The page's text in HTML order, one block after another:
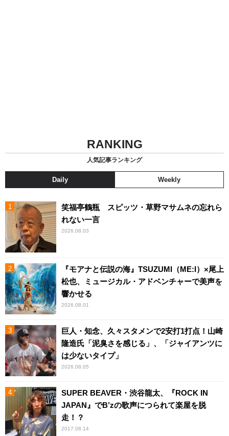
RANKING
人気記事ランキング
Daily Weekly
笑福亭鶴瓶 スピッツ・草野マサムネの忘れら
れない一言
2026.08.03
『モアナと伝説の海』TSUZUMI（ME:I）×尾上
松也、ミュージカル・アドベンチャーで美声を
響かせる
2026.08.01
巨人・知念、久々スタメンで2安打1打点！山崎
隆造氏「泥臭さを感じる」、「ジャイアンツに
は少ないタイプ」
2026.08.05
SUPER BEAVER・渋谷龍太、『ROCK IN
JAPAN』でB’zの歌声につられて楽屋を脱
走！？
2017.08.14